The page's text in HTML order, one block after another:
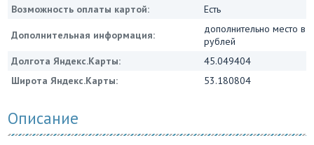
Возможность оплаты картой:
Есть
Дополнительная информация:
дополнительно место в
рублей
Долгота Яндекс.Карты:
45.049404
Широта Яндекс.Карты:
53.180804
Описание